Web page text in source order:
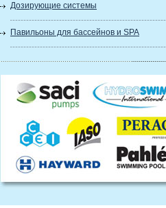
Дозирующие системы
Павильоны для бассейнов и SPA